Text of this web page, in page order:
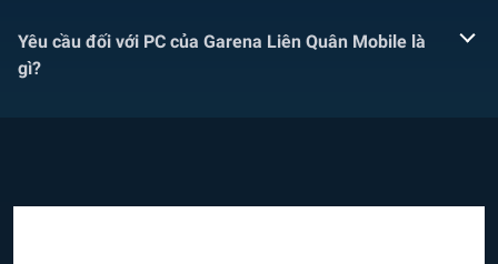
Yêu cầu đối với PC của Garena Liên Quân Mobile là
gì?